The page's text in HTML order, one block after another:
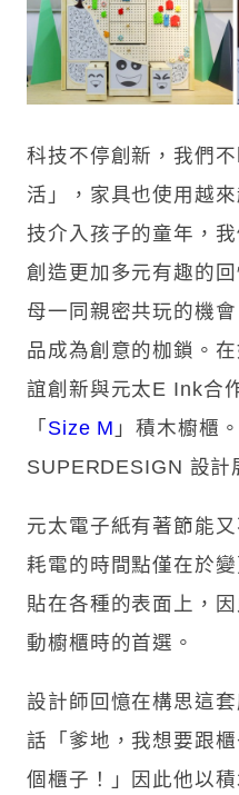
科技不停創新，我們
活」，家具也使用越
技介入孩子的童年，
創造更加多元有趣的
母一同親密共玩的機
品成為創意的枷鎖。
誼創新與元太E Ink合
「 Size M 」積木櫥櫃
SUPERDESIGN 設計
元太電子紙有著節能
耗電的時間點僅在於
貼在各種的表面上，
動櫥櫃時的首選。
設計師回憶在構思這
話「爹地，我想要跟
個櫃子！」因此他以